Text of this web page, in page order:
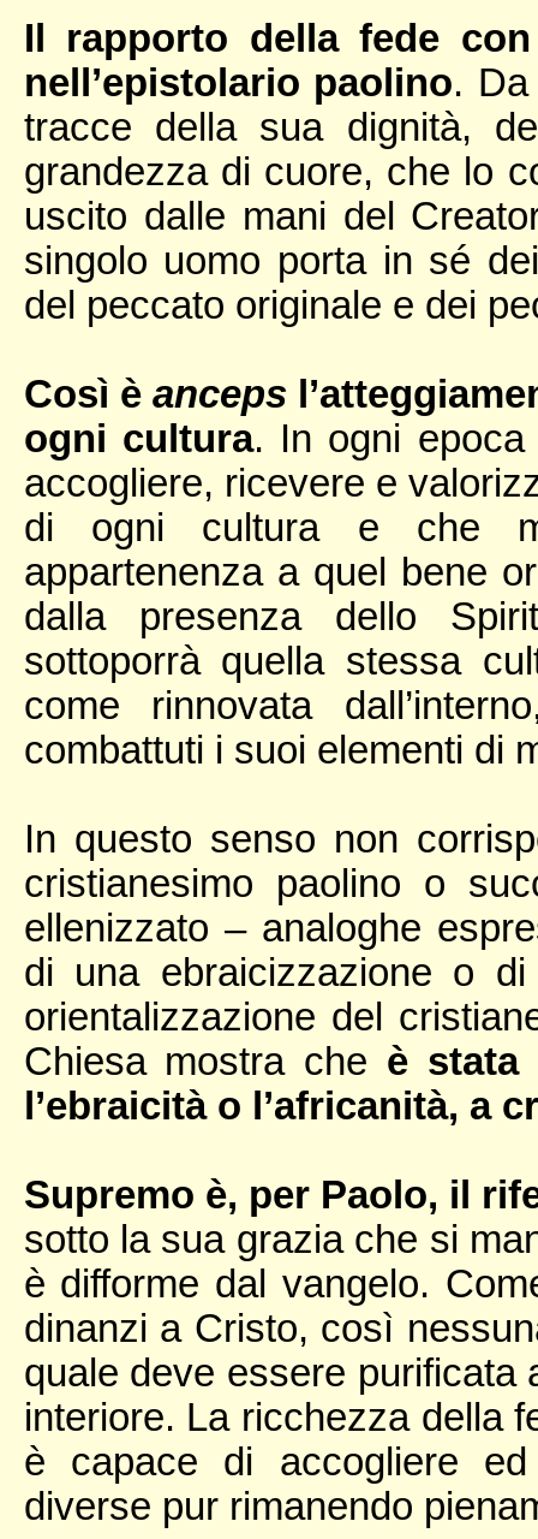
Il rapporto della fede
nell’epistolario paolino. Da
tracce della sua dignità,
grandezza di cuore, che lo
uscito dalle mani del
singolo uomo porta in sé
del peccato originale e dei
Così è anceps
ogni cultura. In ogni
accogliere, ricevere e
di ogni cultura e che
appartenenza a quel bene
dalla presenza dello
sottoporrà quella stessa
come rinnovata
combattuti i suoi elementi di
In questo senso non
cristianesimo paolino o
ellenizzato – analoghe
di una ebraicizzazione o
orientalizzazione del
Chiesa mostra che è stata
l’ebraicità o l’africanità, a
Supremo è, per Paolo, il
sotto la sua grazia che si
è difforme dal vangelo.
dinanzi a Cristo, così
quale deve essere purificata
interiore. La ricchezza della
è capace di accogliere
diverse pur rimanendo